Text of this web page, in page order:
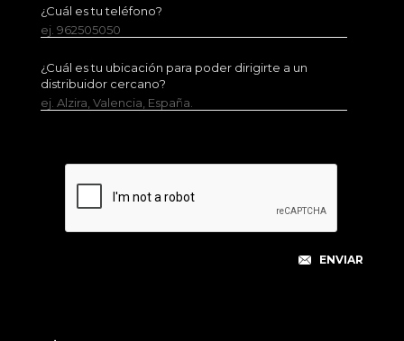
¿Cuál es tu teléfono?
ej. 962505050
¿Cuál es tu ubicación para poder dirigirte a un
distribuidor cercano?
ej. Alzira, Valencia, España.